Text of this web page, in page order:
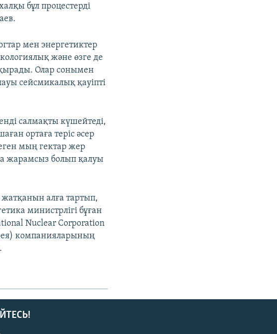
бұл процестерді
мен энергетиктер
және өзге де
Олар сонымен
сейсмикалық қауіпті
салмақты күшейтеді,
ортаға теріс әсер
мың гектар жер
жарамсыз болып қалуы
алға тартып,
министрлігі бұған
Nuclear Corporation
компанияларының